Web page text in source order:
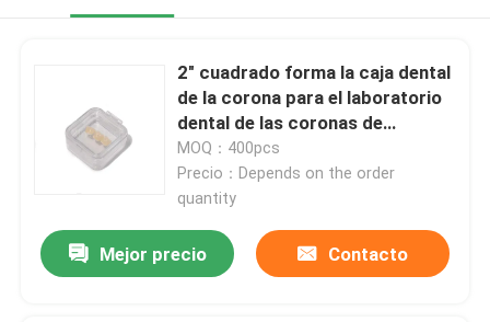
2" cuadrado forma la caja dental
de la corona para el laboratorio
dental de las coronas de
cerámica
MOQ：400pcs
Precio：Depends on the order
quantity
Mejor precio Contacto